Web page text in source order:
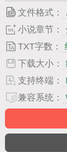
文件格式：
小说章节：
TXT字数：
下载大小：
支持终端：
兼容系统：